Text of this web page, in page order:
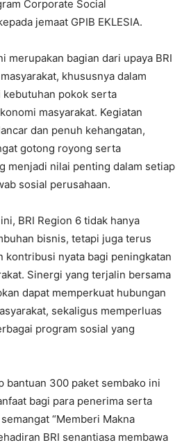
Corporate Social
jemaat GPIB EKLESIA.
merupakan bagian dari upaya BRI
khususnya dalam
pokok serta
masyarakat. Kegiatan
dan penuh kehangatan,
gotong royong serta
menjadi nilai penting dalam setiap
sosial perusahaan.
BRI Region 6 tidak hanya
bisnis, tetapi juga terus
kontribusi nyata bagi peningkatan
Sinergi yang terjalin bersama
dapat memperkuat hubungan
sekaligus memperluas
program sosial yang
bantuan 300 paket sembako ini
bagi para penerima serta
“Memberi Makna
BRI senantiasa membawa